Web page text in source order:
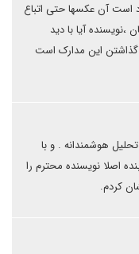
است آن عکسها حتی اتباع
،نویسنده آیا با دید
این مدارک است
هوشمندانه . و با
اصلا نویسنده محترم را
کردم.